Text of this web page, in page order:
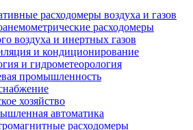
расходомеры воздуха и газов
расходомеры
воздуха и инертных газов
и кондиционирование
и гидрометеорология
промышленность
хозяйство
автоматика
расходомеры